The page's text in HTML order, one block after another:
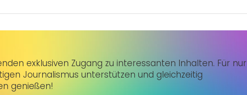
exklusiven Zugang zu interessanten Inhalten. Für nur
Journalismus unterstützen und gleichzeitig
genießen!